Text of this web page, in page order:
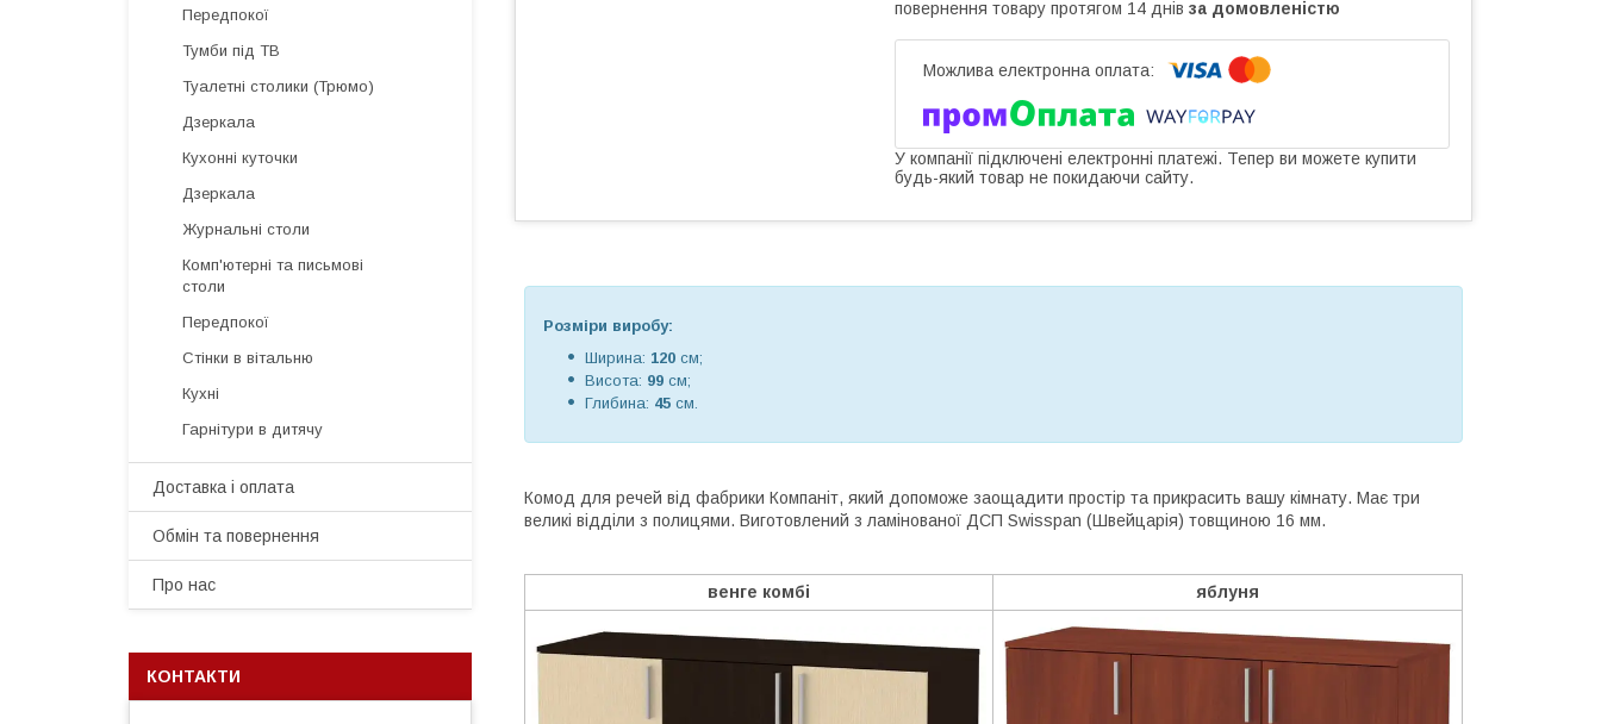
повернення товару протягом 14 днів за домовленістю
У компанії підключені електронні платежі. Тепер ви можете купити
будь-який товар не покидаючи сайту.
Розміри виробу:
Ширина: 120 см;
Висота: 99 см;
Глибина: 45 см.
Комод для речей від фабрики Компаніт, який допоможе заощадити простір та прикрасить вашу кімнату. Має три
великі відділи з полицями. Виготовлений з ламінованої ДСП Swisspan (Швейцарія) товщиною 16 мм.
венге комбі яблуня
Передпокої
Тумби під ТВ
Туалетні столики (Трюмо)
Дзеркала
Кухонні куточки
Дзеркала
Журнальні столи
Комп'ютерні та письмові
столи
Передпокої
Стінки в вітальню
Кухні
Гарнітури в дитячу
Доставка і оплата
Обмін та повернення
Про нас
КОНТАКТИ